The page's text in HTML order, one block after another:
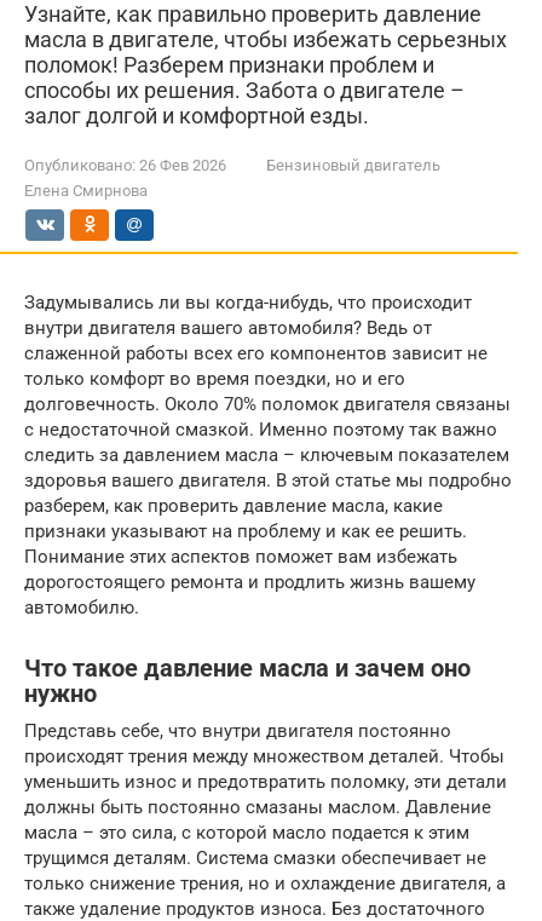
Узнайте, как правильно проверить давление
масла в двигателе, чтобы избежать серьезных
поломок! Разберем признаки проблем и
способы их решения. Забота о двигателе –
залог долгой и комфортной езды.
Опубликовано: 26 Фев 2026
Бензиновый двигатель
Елена Смирнова
Задумывались ли вы когда-нибудь, что происходит
внутри двигателя вашего автомобиля? Ведь от
слаженной работы всех его компонентов зависит не
только комфорт во время поездки, но и его
долговечность. Около 70% поломок двигателя связаны
с недостаточной смазкой. Именно поэтому так важно
следить за давлением масла – ключевым показателем
здоровья вашего двигателя. В этой статье мы подробно
разберем, как проверить давление масла, какие
признаки указывают на проблему и как ее решить.
Понимание этих аспектов поможет вам избежать
дорогостоящего ремонта и продлить жизнь вашему
автомобилю.
Что такое давление масла и зачем оно
нужно
Представь себе, что внутри двигателя постоянно
происходят трения между множеством деталей. Чтобы
уменьшить износ и предотвратить поломку, эти детали
должны быть постоянно смазаны маслом. Давление
масла – это сила, с которой масло подается к этим
трущимся деталям. Система смазки обеспечивает не
только снижение трения, но и охлаждение двигателя, а
также удаление продуктов износа. Без достаточного